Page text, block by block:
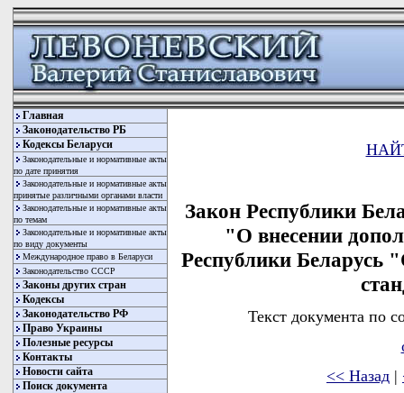
Главная
Законодательство РБ
Кодексы Беларуси
Законодательные и нормативные акты
по дате принятия
Законодательные и нормативные акты
принятые различными органами власти
Законодательные и нормативные акты
по темам
Законодательные и нормативные акты
по виду документы
Международное право в Беларуси
Законодательство СССР
Законы других стран
Кодексы
Законодательство РФ
Право Украины
Полезные ресурсы
Контакты
Новости сайта
Поиск документа
Закон Республики
"О внесении
Республики Беларусь
Текст документа по
<< Назад |